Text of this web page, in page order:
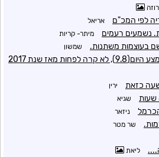
לפי המכ"ם אריאל
מיתר- קריות
בעוצמות משתנות. שמשון
מאז שנת 2017
כזאת ירין
שעות שגיא
ניזאר
שר מטר
ליאת